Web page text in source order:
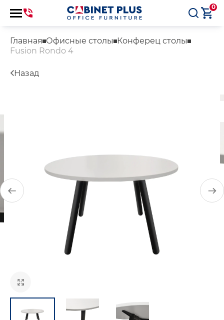
0
Главная Офисные столы Конферец столы
Fusion Rondo 4
Назад